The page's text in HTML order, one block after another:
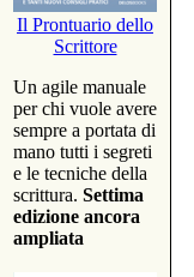
Il Prontuario dello
Scrittore
Un agile manuale
per chi vuole avere
sempre a portata di
mano tutti i segreti
e le tecniche della
scrittura. Settima
edizione ancora
ampliata